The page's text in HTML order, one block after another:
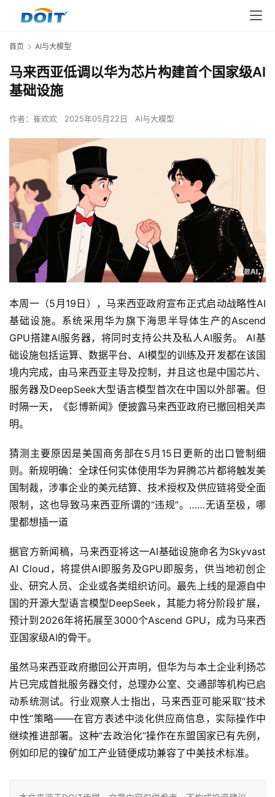
首页 AI与大模型
马来西亚低调以华为芯片构建首个国家级AI
基础设施
作者： 崔欢欢 2025年05月22日 AI与大模型
本周一（5月19日），马来西亚政府宣布正式启动战略性AI
基础设施。系统采用华为旗下海思半导体生产的Ascend
GPU搭建AI服务器，将同时支持公共及私人AI服务。 AI基
础设施包括运算、数据平台、AI模型的训练及开发都在该国
境内完成，由马来西亚主导及控制，并且这也是中国芯片、
服务器及DeepSeek大型语言模型首次在中国以外部署。但
时隔一天，《彭博新闻》便披露马来西亚政府已撤回相关声
明。
猜测主要原因是美国商务部在5月15日更新的出口管制细
则。新规明确：全球任何实体使用华为昇腾芯片都将触发美
国制裁，涉事企业的美元结算、技术授权及供应链将受全面
限制，这也导致马来西亚所谓的“违规”。……无语至极，哪
里都想插一道
据官方新闻稿，马来西亚将这一AI基础设施命名为Skyvast
AI Cloud，将提供AI即服务及GPU即服务，供当地初创企
业、研究人员、企业或各类组织访问。最先上线的是源自中
国的开源大型语言模型DeepSeek，其能力将分阶段扩展，
预计到2026年将拓展至3000个Ascend GPU，成为马来西
亚国家级AI的骨干。
虽然马来西亚政府撤回公开声明，但华为与本土企业利扬芯
片已完成首批服务器交付，总理办公室、交通部等机构已启
动系统测试。行业观察人士指出，马来西亚可能采取“技术
中性”策略——在官方表述中淡化供应商信息，实际操作中
继续推进部署。这种“去政治化”操作在东盟国家已有先例，
例如印尼的镍矿加工产业链便成功兼容了中美技术标准。